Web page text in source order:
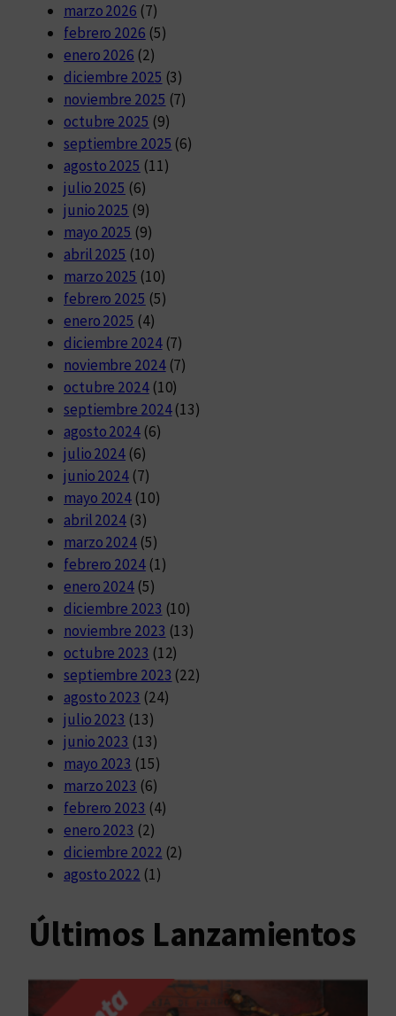
marzo 2026 (7)
febrero 2026 (5)
enero 2026 (2)
diciembre 2025 (3)
noviembre 2025 (7)
octubre 2025 (9)
septiembre 2025 (6)
agosto 2025 (11)
julio 2025 (6)
junio 2025 (9)
mayo 2025 (9)
abril 2025 (10)
marzo 2025 (10)
febrero 2025 (5)
enero 2025 (4)
diciembre 2024(7)
noviembre 2024(7)
octubre 2024(10)
septiembre 2024(13)
agosto 2024(6)
julio 2024 (6)
junio 2024 (7)
mayo 2024 (10)
abril 2024 (3)
marzo 2024 (5)
febrero 2024(1)
enero 2024 (5)
diciembre 2023 (10)
noviembre 2023 (13)
octubre 2023 (12)
septiembre 2023 (22)
agosto 2023 (24)
julio 2023 (13)
junio 2023 (13)
mayo 2023 (15)
marzo 2023 (6)
febrero 2023 (4)
enero 2023 (2)
diciembre 2022 (2)
agosto 2022 (1)
Últimos Lanzamientos